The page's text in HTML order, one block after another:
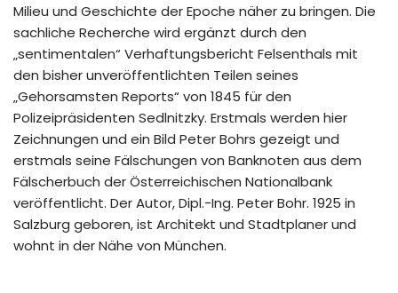
Milieu und Geschichte der Epoche näher zu bringen. Die
sachliche Recherche wird ergänzt durch den
„sentimentalen“ Verhaftungsbericht Felsenthals mit
den bisher unveröffentlichten Teilen seines
„Gehorsamsten Reports“ von 1845 für den
Polizeipräsidenten Sedlnitzky. Erstmals werden hier
Zeichnungen und ein Bild Peter Bohrs gezeigt und
erstmals seine Fälschungen von Banknoten aus dem
Fälscherbuch der Österreichischen Nationalbank
veröffentlicht. Der Autor, Dipl.-Ing. Peter Bohr. 1925 in
Salzburg geboren, ist Architekt und Stadtplaner und
wohnt in der Nähe von München.